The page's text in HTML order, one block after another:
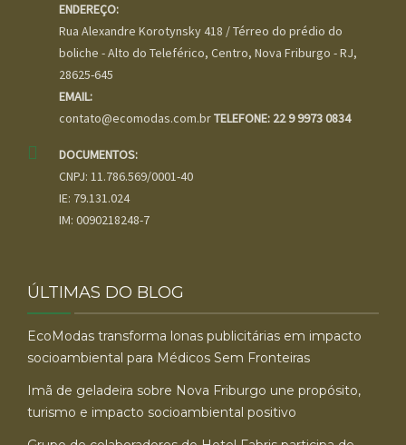
ENDEREÇO:
Rua Alexandre Korotynsky 418 / Térreo do prédio do
boliche - Alto do Teleférico, Centro, Nova Friburgo - RJ,
28625-645
EMAIL:
contato@ecomodas.com.brTELEFONE: 22 9 9973 0834
DOCUMENTOS:
CNPJ: 11.786.569/0001-40
IE: 79.131.024
IM: 0090218248-7
ÚLTIMAS DO BLOG
EcoModas transforma lonas publicitárias em impacto
socioambiental para Médicos Sem Fronteiras
Imã de geladeira sobre Nova Friburgo une propósito,
turismo e impacto socioambiental positivo